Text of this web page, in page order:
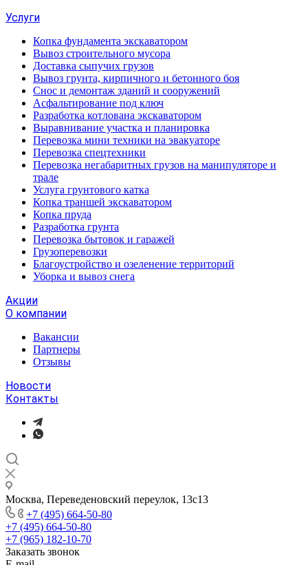
Услуги
Копка фундамента экскаватором
Вывоз строительного мусора
Доставка сыпучих грузов
Вывоз грунта, кирпичного и бетонного боя
Снос и демонтаж зданий и сооружений
Асфальтирование под ключ
Разработка котлована экскаватором
Выравнивание участка и планировка
Перевозка мини техники на эвакуаторе
Перевозка спецтехники
Перевозка негабаритных грузов на манипуляторе и
трале
Услуга грунтового катка
Копка траншей экскаватором
Копка пруда
Разработка грунта
Перевозка бытовок и гаражей
Грузоперевозки
Благоустройство и озеленение территорий
Уборка и вывоз снега
Акции
О компании
Вакансии
Партнеры
Отзывы
Новости
Контакты
Москва, Переведеновский переулок, 13с13
+7 (495) 664-50-80
+7 (495) 664-50-80
+7 (965) 182-10-70
Заказать звонок